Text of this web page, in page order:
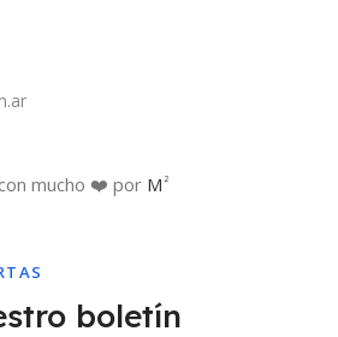
mucho ❤️ por M 2
boletín